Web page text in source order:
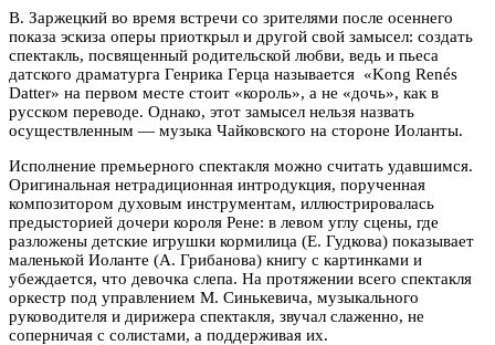
В. Заржецкий во время встречи со зрителями после осеннего
показа эскиза оперы приоткрыл и другой свой замысел: создать
спектакль, посвященный родительской любви, ведь и пьеса
датского драматурга Генрика Герца называется «Kong Renés
Datter» на первом месте стоит «король», а не «дочь», как в
русском переводе. Однако, этот замысел нельзя назвать
осуществленным — музыка Чайковского на стороне Иоланты.
Исполнение премьерного спектакля можно считать удавшимся.
Оригинальная нетрадиционная интродукция, порученная
композитором духовым инструментам, иллюстрировалась
предысторией дочери короля Рене: в левом углу сцены, где
разложены детские игрушки кормилица (Е. Гудкова) показывает
маленькой Иоланте (А. Грибанова) книгу с картинками и
убеждается, что девочка слепа. На протяжении всего спектакля
оркестр под управлением М. Синькевича, музыкального
руководителя и дирижера спектакля, звучал слаженно, не
соперничая с солистами, а поддерживая их.